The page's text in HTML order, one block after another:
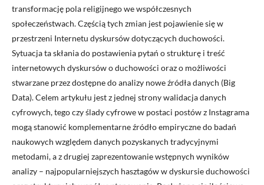
transformację pola religijnego we współczesnych
społeczeństwach. Częścią tych zmian jest pojawienie się w
przestrzeni Internetu dyskursów dotyczących duchowości.
Sytuacja ta skłania do postawienia pytań o strukturę i treść
internetowych dyskursów o duchowości oraz o możliwości
stwarzane przez dostępne do analizy nowe źródła danych (Big
Data). Celem artykułu jest z jednej strony walidacja danych
cyfrowych, tego czy ślady cyfrowe w postaci postów z Instagrama
mogą stanowić komplementarne źródło empiryczne do badań
naukowych względem danych pozyskanych tradycyjnymi
metodami, a z drugiej zaprezentowanie wstępnych wyników
analizy – najpopularniejszych hasztagów w dyskursie duchowości